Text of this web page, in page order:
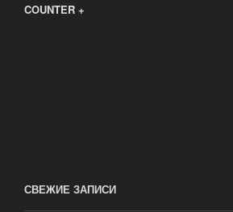
COUNTER +
СВЕЖИЕ ЗАПИСИ